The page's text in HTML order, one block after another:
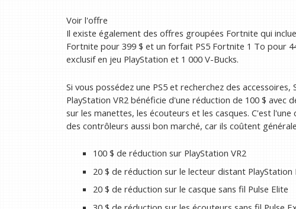
Voir l'offre
Il existe également des offres groupées Fortnite qui
Fortnite pour 399 $ et un forfait PS5 Fortnite 1 To pour
exclusif en jeu PlayStation et 1 000 V-Bucks.
Si vous possédez une PS5 et recherchez des
PlayStation VR2 bénéficie d'une réduction de 100 $ avec
sur les manettes, les écouteurs et les casques. C'est
des contrôleurs aussi bon marché, car ils coûtent
100 $ de réduction sur PlayStation VR2
20 $ de réduction sur le lecteur distant PlayStation
20 $ de réduction sur le casque sans fil Pulse Elite